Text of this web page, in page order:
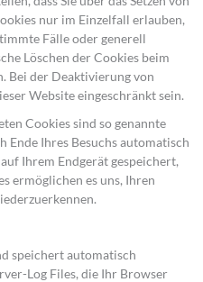
nur im Einzelfall erlauben,
Fälle oder generell
Löschen der Cookies beim
Bei der Deaktivierung von
Website eingeschränkt sein.
Cookies sind so genannte
Ende Ihres Besuchs automatisch
Ihrem Endgerät gespeichert,
ermöglichen es uns, Ihren
speichert automatisch
Log Files, die Ihr Browser